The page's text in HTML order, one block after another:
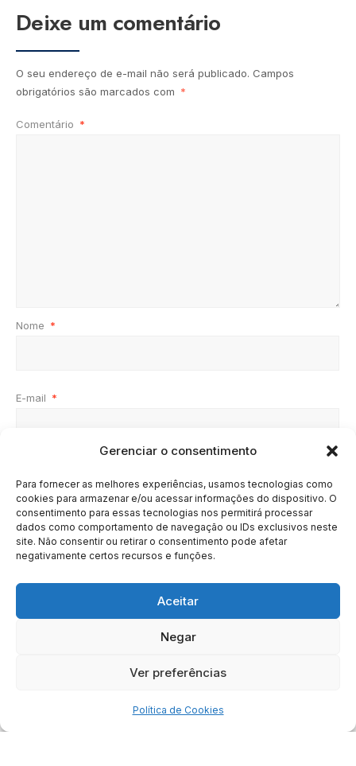
Gerenciar o consentimento
Para fornecer as melhores experiências, usamos tecnologias como
cookies para armazenar e/ou acessar informações do dispositivo. O
consentimento para essas tecnologias nos permitirá processar
dados como comportamento de navegação ou IDs exclusivos neste
site. Não consentir ou retirar o consentimento pode afetar
negativamente certos recursos e funções.
Aceitar
Negar
Ver preferências
Política de Cookies
Deixe um comentário
O seu endereço de e-mail não será publicado. Campos
obrigatórios são marcados com *
Comentário *
Nome *
E-mail *
SOBRE BRASIL
Copyright © 2020 - 2023 | Arresala Noticias™